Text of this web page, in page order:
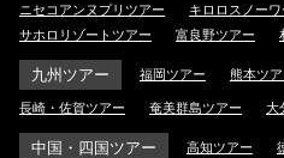
ニセコアンヌプリツアー
キロロスノー
サホロリゾートツアー
富良野ツアー
九州ツアー 福岡ツアー 熊本ツア
長崎・佐賀ツアー 奄美群島ツアー 大
中国・四国ツアー 高知ツアー